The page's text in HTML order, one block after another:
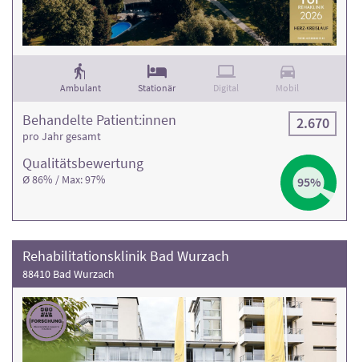
Kontaktdaten finden Sie in den Klinikprofilen.
Ambulant Stationär Digital Mobil
Qualitäts­bewertung
Ø 86% / Max: 97% 95%
Behandelte Patient:innen
pro Jahr gesamt
2.670
Rehabilitationsklinik Bad Wurzach
88410 Bad Wurzach